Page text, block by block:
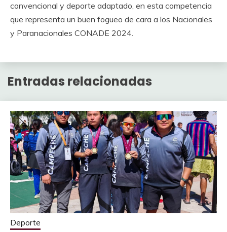
convencional y deporte adaptado, en esta competencia
que representa un buen fogueo de cara a los Nacionales
y Paranacionales CONADE 2024.
Entradas relacionadas
Deporte